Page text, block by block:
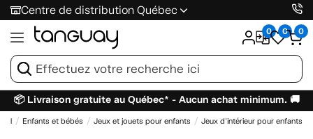
Centre de distribution Québec
0 0 0
📦 Livraison gratuite au Québec* - Aucun achat minimum. 🚚
Enfants et bébés Jeux et jouets pour enfants Jeux d'intérieur pour enfants